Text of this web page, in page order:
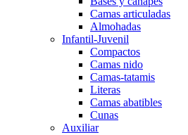
Camas articuladas
Almohadas
Infantil-Juvenil
Compactos
Camas nido
Camas-tatamis
Literas
Camas abatibles
Cunas
Auxiliar